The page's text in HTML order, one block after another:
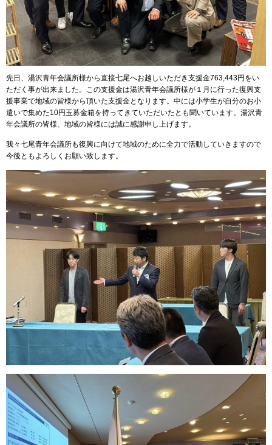
先日、湯沢青年会議所様から直接七尾へお越しいただき支援金763,443円をい
ただく事が出来ました。この支援金は湯沢青年会議所様が１月に行った復興支
援事業で地域の皆様から頂いた支援金となります。中には小学生が自分のお小
遣いで集めた10円玉募金箱を持ってきていただいたとも聞いています。湯沢青
年会議所の皆様、地域の皆様には誠に感謝申し上げます。
我々七尾青年会議所も復興に向けて地域のために全力で活動していきますので
今後ともよろしくお願い致します。